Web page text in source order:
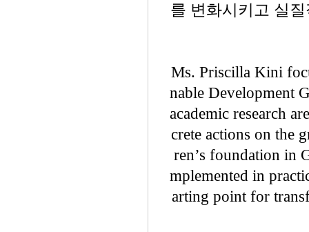
를 변화시키고 실
Ms. Priscilla Kini
nable Development
academic research
crete actions on the
ren’s foundation in
mplemented in
arting point for